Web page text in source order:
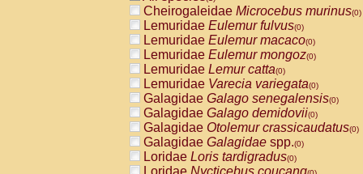
CebidaeSaimiri boliviensis(0)
CebidaeSaimiri sciureus(0)
AtelidaeAlouatta caraya(0)
AtelidaeAlouatta fusca(0)
AtelidaeAlouatta seniculus
AtelidaeAlouattaspp.(0)
AtelidaeAteles belzebuth(0)
AtelidaeAteles geoffroyi(0)
AtelidaeAteles paniscus(0)
AtelidaeAtelesspp.(0)
Atelidae Lagothrix lagothricha
AtelidaeLagothrix lagothricha cana
Cheirogaleidae Microcebus murinus(0)
Lemuridae Eulemur fulvus(0)
Lemuridae Eulemur macaco(0)
Lemuridae Eulemur mongoz(0)
Lemuridae Lemur catta(0)
Lemuridae Varecia variegata(0)
Galagidae Galago senegalensis(0)
Galagidae Galago demidovii(0)
Galagidae Otolemur crassicaudatus(0)
Galagidae Galagidae spp.(0)
Loridae Loris tardigradus(0)
Loridae Nycticebus coucang